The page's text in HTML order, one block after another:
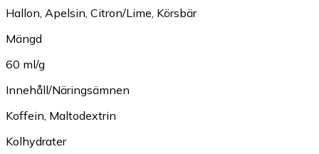
Hallon Apelsin Citron/Lime Körsbär
Mängd
60 ml/g
Innehåll/Näringsämnen
Koffein Maltodextrin
Kolhydrater